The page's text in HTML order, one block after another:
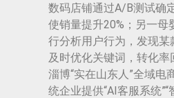
数码店铺通过A/B测试确
使销量提升20%；另一母
行分析用户行为，发现某
及时优化关键词，转化率
淄博“实在山东人”全域电
统企业提供“AI客服系统”“